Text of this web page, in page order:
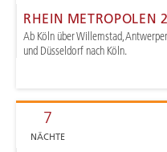
RHEIN METROPOLEN
Ab Köln über Willemstad,
und Düsseldorf nach Köln.
7
NÄCHTE